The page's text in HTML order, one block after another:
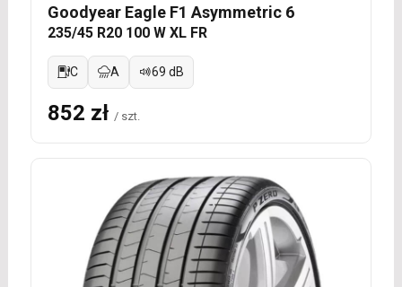
Goodyear Eagle F1 Asymmetric 6
235/45 R20 100 W XL FR
C A 69 dB
852 zł / szt.